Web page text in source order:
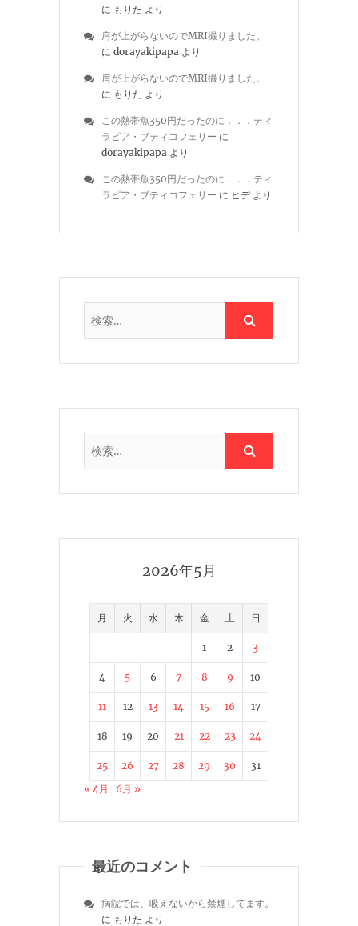
に もりた より
肩が上がらないのでMRI撮りました。
に dorayakipapa より
肩が上がらないのでMRI撮りました。
に もりた より
この熱帯魚350円だったのに．．．ティ
ラピア・ブティコフェリー に
dorayakipapa より
この熱帯魚350円だったのに．．．ティ
ラピア・ブティコフェリー に ヒデより
2026年5月
月 火 水 木 金 土 日
1 2 3
4 5 6 7 8 9 10
11 12 13 14 15 16 17
18 19 20 21 22 23 24
25 26 27 28 29 30
31
« 4月
6月 »
最近のコメント
病院では、吸えないから禁煙してます。
に もりた より